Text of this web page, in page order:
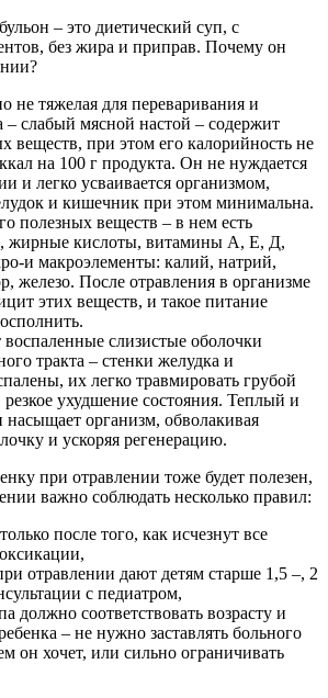
– это диетический суп, с
без жира и приправ. Почему он
не тяжелая для переваривания и
– слабый мясной настой – содержит
веществ, при этом его калорийность не
на 100 г продукта. Он не нуждается
и легко усваивается организмом,
и кишечник при этом минимальна.
полезных веществ – в нем есть
жирные кислоты, витамины А, Е, Д,
и макроэлементы: калий, натрий,
железо. После отравления в организме
этих веществ, и такое питание
слизистые оболочки
тракта – стенки желудка и
их легко травмировать грубой
ухудшение состояния. Теплый и
организм, обволакивая
и ускоряя регенерацию.
при отравлении тоже будет полезен,
важно соблюдать несколько правил:
после того, как исчезнут все
отравлении дают детям старше 1,5 –, 2
с педиатром,
должно соответствовать возрасту и
– не нужно заставлять больного
он хочет, или сильно ограничивать